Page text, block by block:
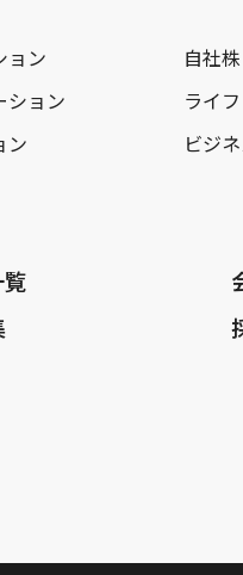
ョン
自社
ション
ライ
ン
ビジ